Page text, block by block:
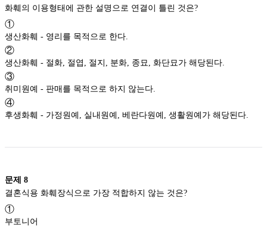
①
생산화훼 - 영리를 목적으로 한다.
②
생산화훼 - 절화, 절엽, 절지, 분화, 종묘, 화단묘가 해당된다.
③
취미원예 - 판매를 목적으로 하지 않는다.
④
후생화훼 - 가정원예, 실내원예, 베란다원예, 생활원예가 해당된다.
문제 8
①
부토니어